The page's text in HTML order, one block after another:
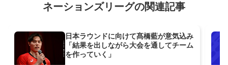
ネーションズリーグの関連記事
日本ラウンドに向けて髙橋藍が意気込み
「結果を出しながら大会を通してチーム
を作っていく」